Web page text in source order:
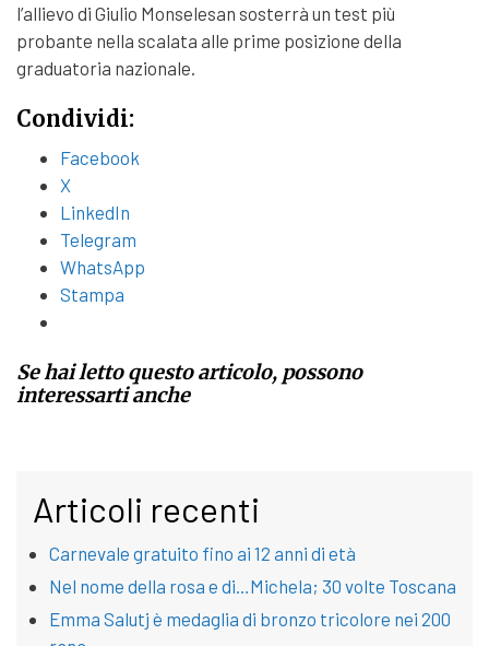
l’allievo di Giulio Monselesan sosterrà un test più
probante nella scalata alle prime posizione della
graduatoria nazionale.
Condividi:
Facebook
X
LinkedIn
Telegram
WhatsApp
Stampa
Se hai letto questo articolo, possono
interessarti anche
Articoli recenti
Carnevale gratuito fino ai 12 anni di età
Nel nome della rosa e di…Michela; 30 volte Toscana
Emma Salutj è medaglia di bronzo tricolore nei 200